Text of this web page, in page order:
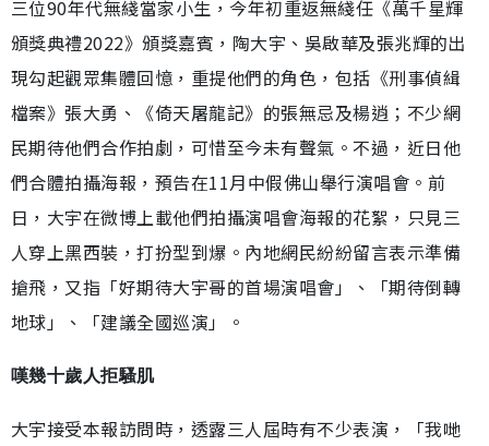
三位90年代無綫當家小生，今年初重返無綫任《萬千星輝
頒獎典禮2022》頒獎嘉賓，陶大宇、吳啟華及張兆輝的出
現勾起觀眾集體回憶，重提他們的角色，包括《刑事偵緝
檔案》張大勇、《倚天屠龍記》的張無忌及楊逍；不少網
民期待他們合作拍劇，可惜至今未有聲氣。不過，近日他
們合體拍攝海報，預告在11月中假佛山舉行演唱會。前
日，大宇在微博上載他們拍攝演唱會海報的花絮，只見三
人穿上黑西裝，打扮型到爆。內地網民紛紛留言表示準備
搶飛，又指「好期待大宇哥的首場演唱會」、「期待倒轉
地球」、「建議全國巡演」。
嘆幾十歲人拒騷肌
大宇接受本報訪問時，透露三人屆時有不少表演，「我哋